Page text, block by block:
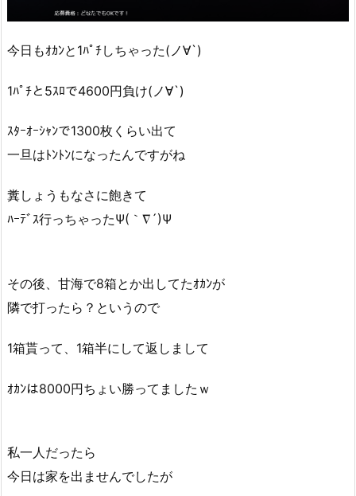
今日もｵｶﾝと1ﾊﾟﾁしちゃった(ノ∀`)
1ﾊﾟﾁと5ｽﾛで4600円負け(ノ∀`)
ｽﾀｰｵｰｼｬﾝで1300枚くらい出て
一旦はﾄﾝﾄﾝになったんですがね
糞しょうもなさに飽きて
ﾊｰﾃﾞｽ行っちゃったΨ(｀∇´)Ψ
その後、甘海で8箱とか出してたｵｶﾝが
隣で打ったら？というので
1箱貰って、1箱半にして返しまして
ｵｶﾝは8000円ちょい勝ってましたｗ
私一人だったら
今日は家を出ませんでしたが